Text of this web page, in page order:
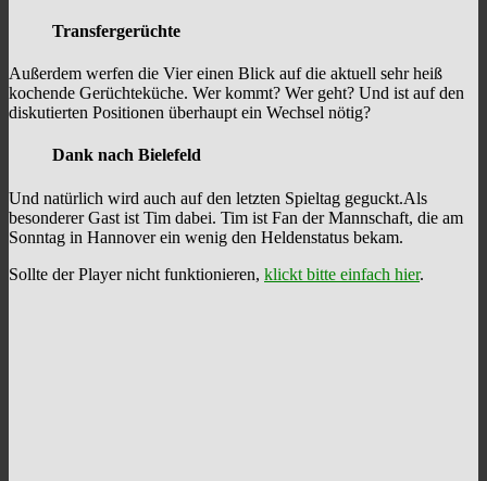
Transfergerüchte
Außerdem werfen die Vier einen Blick auf die aktuell sehr heiß
kochende Gerüchteküche. Wer kommt? Wer geht? Und ist auf den
diskutierten Positionen überhaupt ein Wechsel nötig?
Dank nach Bielefeld
Und natürlich wird auch auf den letzten Spieltag geguckt.Als
besonderer Gast ist Tim dabei. Tim ist Fan der Mannschaft, die am
Sonntag in Hannover ein wenig den Heldenstatus bekam.
Sollte der Player nicht funktionieren, klickt bitte einfach hier.